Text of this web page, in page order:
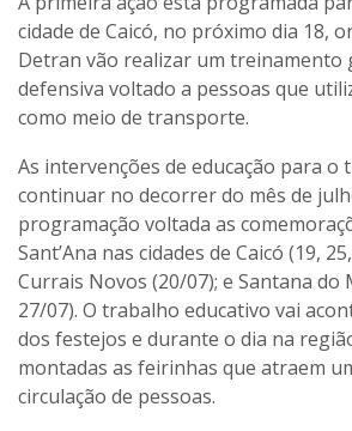
cidade de Caicó, no próximo dia 18,
Detran vão realizar um treinamento
defensiva voltado a pessoas que
como meio de transporte.
As intervenções de educação para o
continuar no decorrer do mês de
programação voltada as
Sant’Ana nas cidades de Caicó (19,
Currais Novos (20/07); e Santana do
27/07). O trabalho educativo vai
dos festejos e durante o dia na
montadas as feirinhas que atraem
circulação de pessoas.